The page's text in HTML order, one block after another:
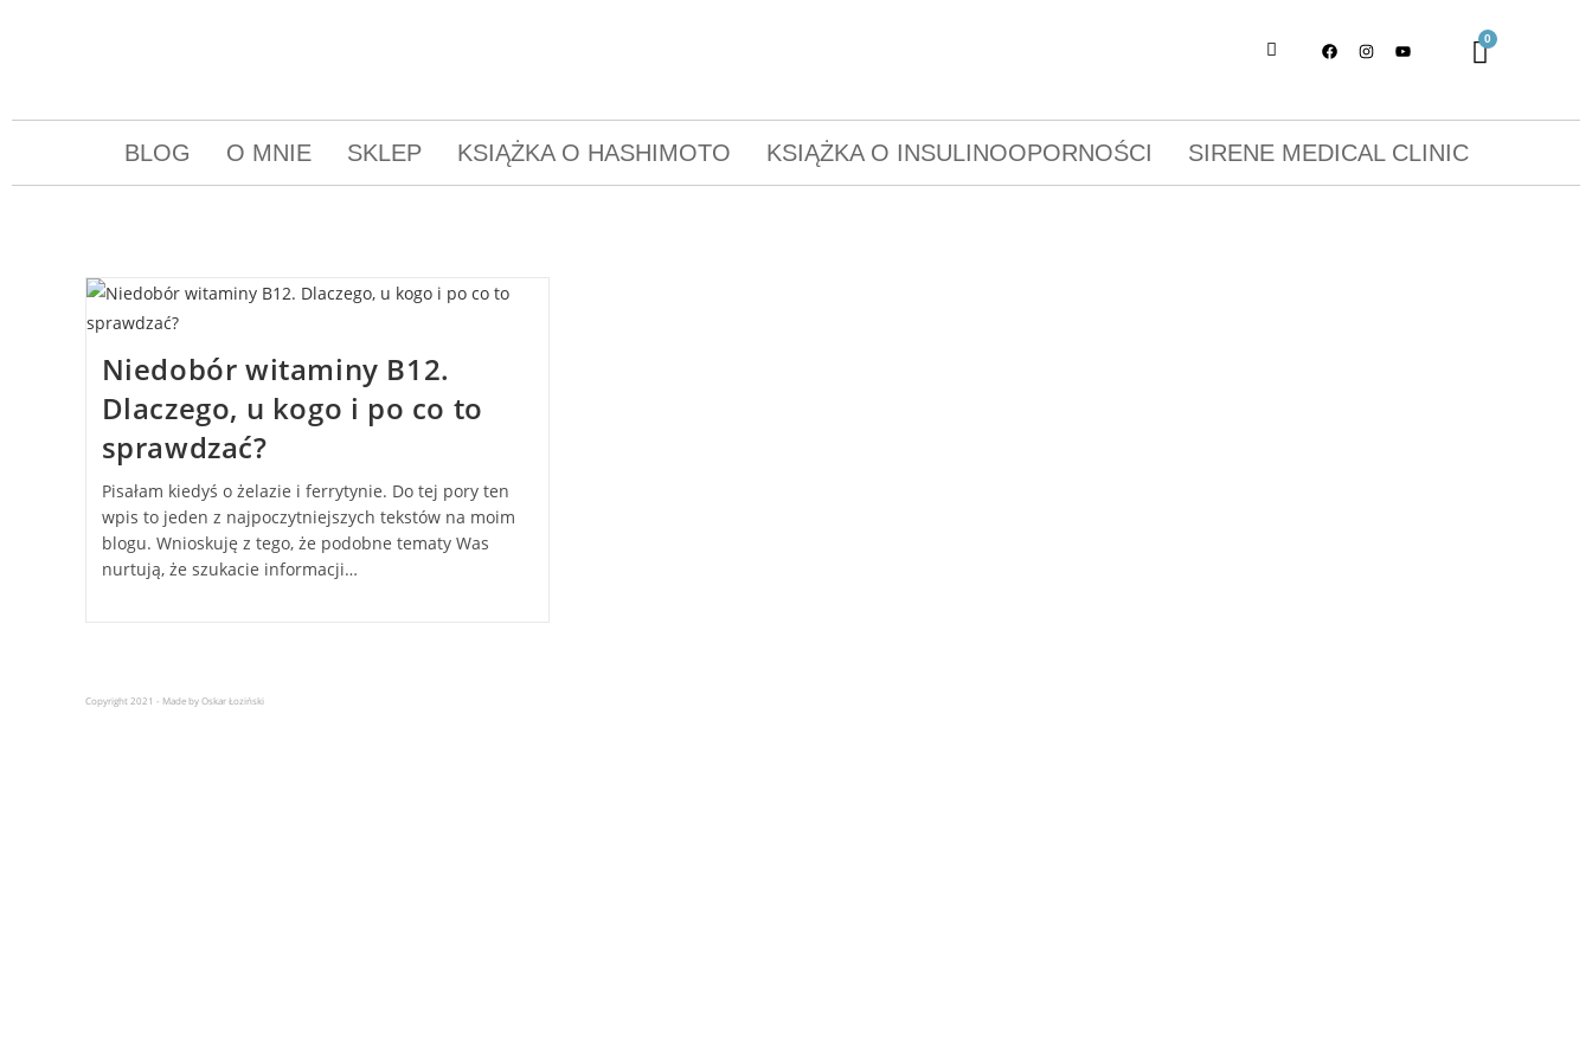
BLOG O MNIE SKLEP KSIĄŻKA O HASHIMOTO KSIĄŻKA O INSULINOOPORNOŚCI SIRENE MEDICAL CLINIC
Niedobór witaminy B12.
Dlaczego, u kogo i po co to
sprawdzać?
Pisałam kiedyś o żelazie i ferrytynie. Do tej pory ten
wpis to jeden z najpoczytniejszych tekstów na moim
blogu. Wnioskuję z tego, że podobne tematy Was
nurtują, że szukacie informacji…
Copyright 2021 - Made by Oskar Łoziński